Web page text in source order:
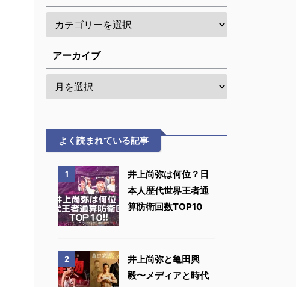
アーカイブ
よく読まれている記事
1
井上尚弥は何位？日
本人歴代世界王者通
算防衛回数TOP10
2
井上尚弥と亀田興
毅〜メディアと時代